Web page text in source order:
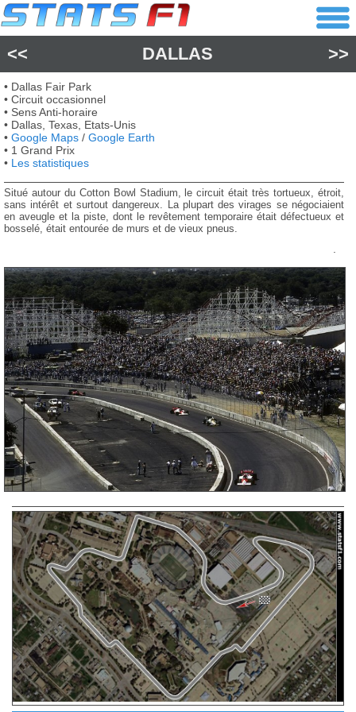
<< DALLAS >>
• Dallas Fair Park
• Circuit occasionnel
• Sens Anti-horaire
• Dallas, Texas, Etats-Unis
• Google Maps / Google Earth
• 1 Grand Prix
• Les statistiques
Situé autour du Cotton Bowl Stadium, le circuit était très tortueux, étroit,
sans intérêt et surtout dangereux. La plupart des virages se négociaient
en aveugle et la piste, dont le revêtement temporaire était défectueux et
bosselé, était entourée de murs et de vieux pneus.